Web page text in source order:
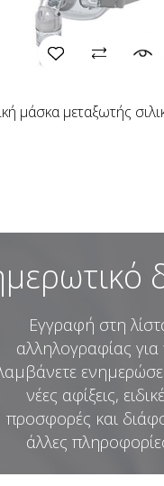
μάσκα μεταξωτής
Εγγραφή στη
αλληλογραφίας
νέες αφίξεις,
προσφορές και
άλλες